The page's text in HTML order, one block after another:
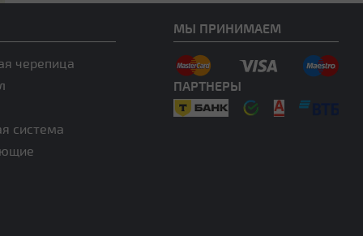
черепица
система
МЫ ПРИНИМАЕМ
ПАРТНЕРЫ